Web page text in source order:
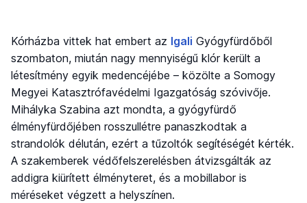
Kórházba vittek hat embert az Igali Gyógyfürdőből
szombaton, miután nagy mennyiségű klór került a
létesítmény egyik medencéjébe – közölte a Somogy
Megyei Katasztrófavédelmi Igazgatóság szóvivője.
Mihályka Szabina azt mondta, a gyógyfürdő
élményfürdőjében rosszullétre panaszkodtak a
strandolók délután, ezért a tűzoltók segítéségét kérték.
A szakemberek védőfelszerelésben átvizsgálták az
addigra kiürített élményteret, és a mobillabor is
méréseket végzett a helyszínen.